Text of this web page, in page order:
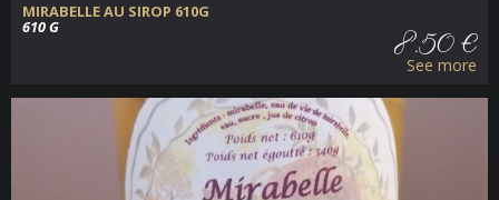
MIRABELLE AU SIROP 610G
610 G
8.50 €
See more